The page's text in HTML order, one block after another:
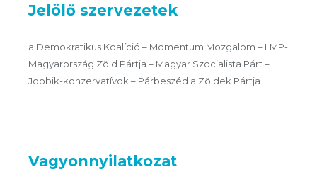
Jelölő szervezetek
a Demokratikus Koalíció – Momentum Mozgalom – LMP-
Magyarország Zöld Pártja – Magyar Szocialista Párt –
Jobbik-konzervatívok – Párbeszéd a Zöldek Pártja
Vagyonnyilatkozat